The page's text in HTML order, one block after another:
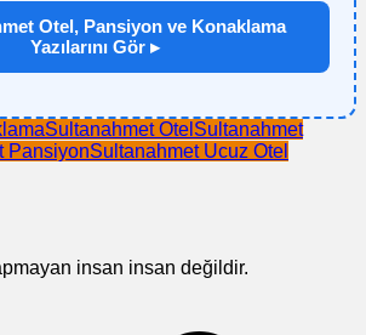
Otel, Pansiyon ve Konaklama
Yazılarını Gör ▸
Sultanahmet Otel Sultanahmet
PansiyonSultanahmet Ucuz Otel
insan insan değildir.